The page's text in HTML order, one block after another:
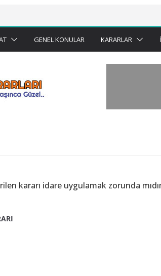
GENEL KONULAR KARARLAR
kararı idare uygulamak zorunda